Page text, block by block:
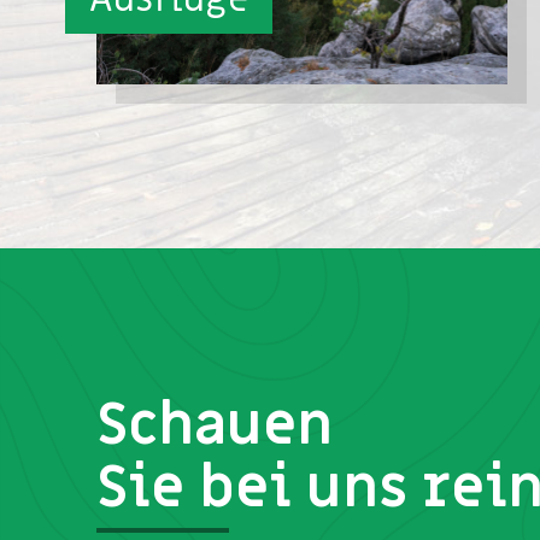
Schauen
Sie bei uns